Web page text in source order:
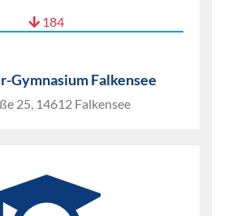
184
Gymnasium Falkensee
25, 14612 Falkensee